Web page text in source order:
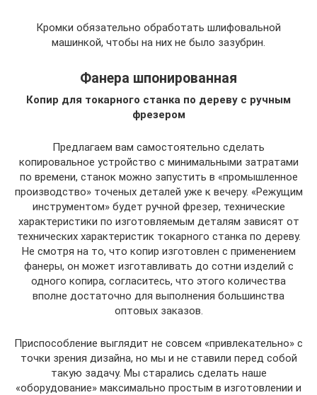
Кромки обязательно обработать шлифовальной
машинкой, чтобы на них не было зазубрин.
Фанера шпонированная
Копир для токарного станка по дереву с ручным
фрезером
Предлагаем вам самостоятельно сделать
копировальное устройство с минимальными затратами
по времени, станок можно запустить в «промышленное
производство» точеных деталей уже к вечеру. «Режущим
инструментом» будет ручной фрезер, технические
характеристики по изготовляемым деталям зависят от
технических характеристик токарного станка по дереву.
Не смотря на то, что копир изготовлен с применением
фанеры, он может изготавливать до сотни изделий с
одного копира, согласитесь, что этого количества
вполне достаточно для выполнения большинства
оптовых заказов.
Приспособление выглядит не совсем «привлекательно» с
точки зрения дизайна, но мы и не ставили перед собой
такую задачу. Мы старались сделать наше
«оборудование» максимально простым в изготовлении и